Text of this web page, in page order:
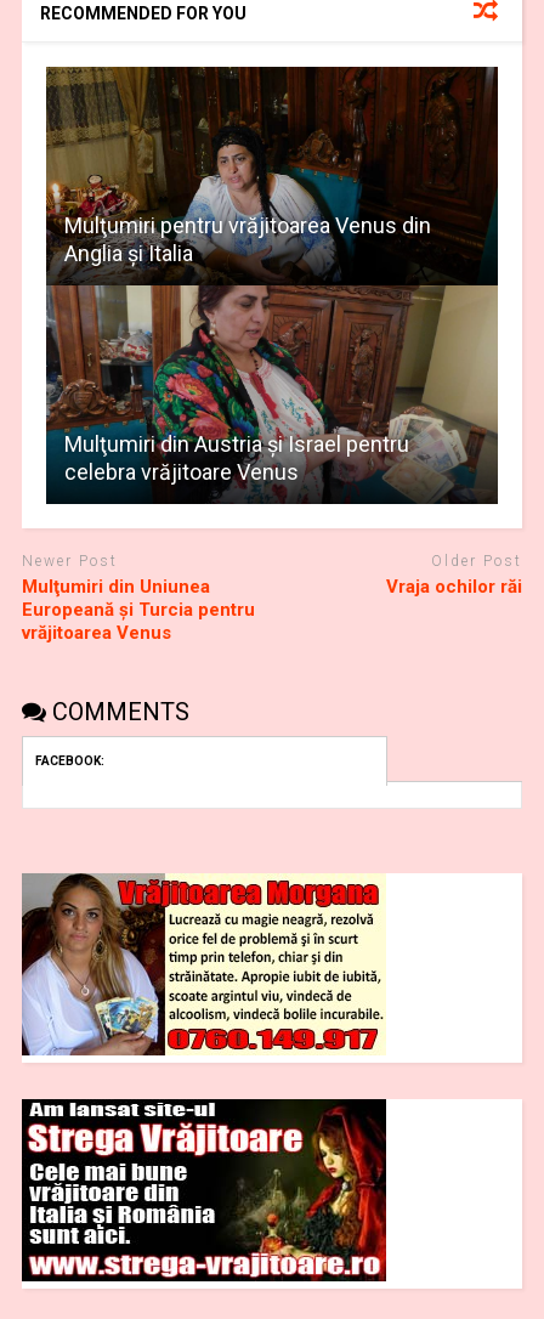
RECOMMENDED FOR YOU
Mulţumiri pentru vrăjitoarea Venus din
Anglia și Italia
Mulţumiri din Austria și Israel pentru
celebra vrăjitoare Venus
Newer Post
Mulţumiri din Uniunea
Europeană și Turcia pentru
vrăjitoarea Venus
Older Post
Vraja ochilor răi
COMMENTS
FACEBOOK: